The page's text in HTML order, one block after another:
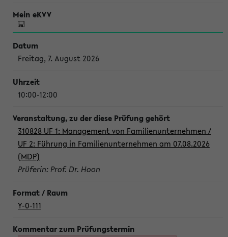
Freitag, 7. August 2026
10:00-12:00
310828 UF 1: Management von Familienunternehmen /
UF 2: Führung in Familienunternehmen am 07.08.2026
(MDP)
Prüferin: Prof. Dr. Hoon
Y-0-111